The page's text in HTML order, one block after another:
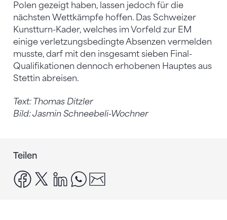
Polen gezeigt haben, lassen jedoch für die
nächsten Wettkämpfe hoffen. Das Schweizer
Kunstturn-Kader, welches im Vorfeld zur EM
einige verletzungsbedingte Absenzen vermelden
musste, darf mit den insgesamt sieben Final-
Qualifikationen dennoch erhobenen Hauptes aus
Stettin abreisen.
Text: Thomas Ditzler
Bild: Jasmin Schneebeli-Wochner
Teilen
facebook
x linkedinwhatsapp